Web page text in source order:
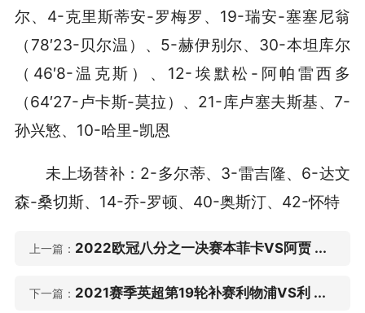
尔、4-克里斯蒂安-罗梅罗、19-瑞安-塞塞尼翁
（78′23-贝尔温）、5-赫伊别尔、30-本坦库尔
（46′8-温克斯）、12-埃默松-阿帕雷西多
（64′27-卢卡斯-莫拉）、21-库卢塞夫斯基、7-
孙兴慜、10-哈里-凯恩
未上场替补：2-多尔蒂、3-雷吉隆、6-达文
森-桑切斯、14-乔-罗顿、40-奥斯汀、42-怀特
上一篇： 2022欧冠八分之一决赛本菲卡VS阿贾 ...
下一篇： 2021赛季英超第19轮补赛利物浦VS利 ...